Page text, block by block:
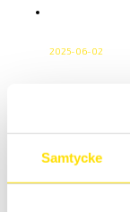
Samtycke
2025-06-02
elteknik och
laddningar
elektrisk
spänningen
system